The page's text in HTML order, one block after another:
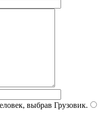
выбрав Грузовик.